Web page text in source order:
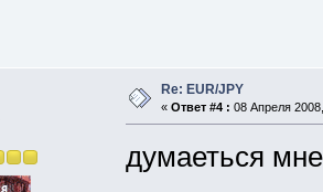
Re: EUR/JPY
« Ответ #4 : 08 Апреля
думаеться